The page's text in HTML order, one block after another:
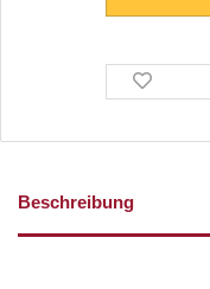
Beschreibung